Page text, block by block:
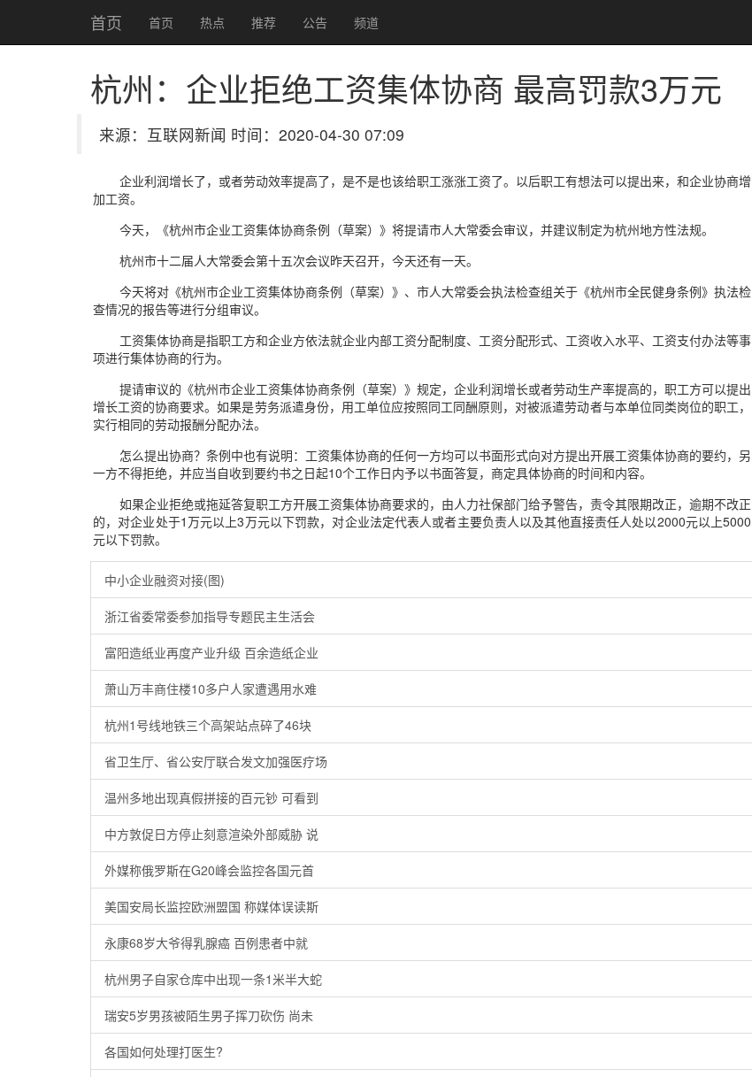
首页 首页 热点 推荐 公告 频道
杭州：企业拒绝工资集体协商 最高罚款3万元
来源：互联网新闻 时间：2020-04-30 07:09
企业利润增长了，或者劳动效率提高了，是不是也该给职工涨涨工资了。以后职工有想法可以提出来，和企业协商增
加工资。
今天，《杭州市企业工资集体协商条例（草案）》将提请市人大常委会审议，并建议制定为杭州地方性法规。
杭州市十二届人大常委会第十五次会议昨天召开，今天还有一天。
今天将对《杭州市企业工资集体协商条例（草案）》、市人大常委会执法检查组关于《杭州市全民健身条例》执法检
查情况的报告等进行分组审议。
工资集体协商是指职工方和企业方依法就企业内部工资分配制度、工资分配形式、工资收入水平、工资支付办法等事
项进行集体协商的行为。
提请审议的《杭州市企业工资集体协商条例（草案）》规定，企业利润增长或者劳动生产率提高的，职工方可以提出
增长工资的协商要求。如果是劳务派遣身份，用工单位应按照同工同酬原则，对被派遣劳动者与本单位同类岗位的职工，
实行相同的劳动报酬分配办法。
怎么提出协商？条例中也有说明：工资集体协商的任何一方均可以书面形式向对方提出开展工资集体协商的要约，另
一方不得拒绝，并应当自收到要约书之日起10个工作日内予以书面答复，商定具体协商的时间和内容。
如果企业拒绝或拖延答复职工方开展工资集体协商要求的，由人力社保部门给予警告，责令其限期改正，逾期不改正
的，对企业处于1万元以上3万元以下罚款，对企业法定代表人或者主要负责人以及其他直接责任人处以2000元以上5000
元以下罚款。
中小企业融资对接(图)
浙江省委常委参加指导专题民主生活会
富阳造纸业再度产业升级 百余造纸企业
萧山万丰商住楼10多户人家遭遇用水难
杭州1号线地铁三个高架站点碎了46块
省卫生厅、省公安厅联合发文加强医疗场
温州多地出现真假拼接的百元钞 可看到
中方敦促日方停止刻意渲染外部威胁 说
外媒称俄罗斯在G20峰会监控各国元首
美国安局长监控欧洲盟国 称媒体误读斯
永康68岁大爷得乳腺癌 百例患者中就
杭州男子自家仓库中出现一条1米半大蛇
瑞安5岁男孩被陌生男子挥刀砍伤 尚未
各国如何处理打医生?